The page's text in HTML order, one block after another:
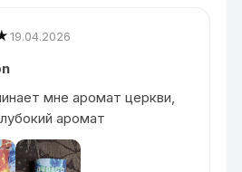
19.04.2026
мне аромат церкви,
аромат